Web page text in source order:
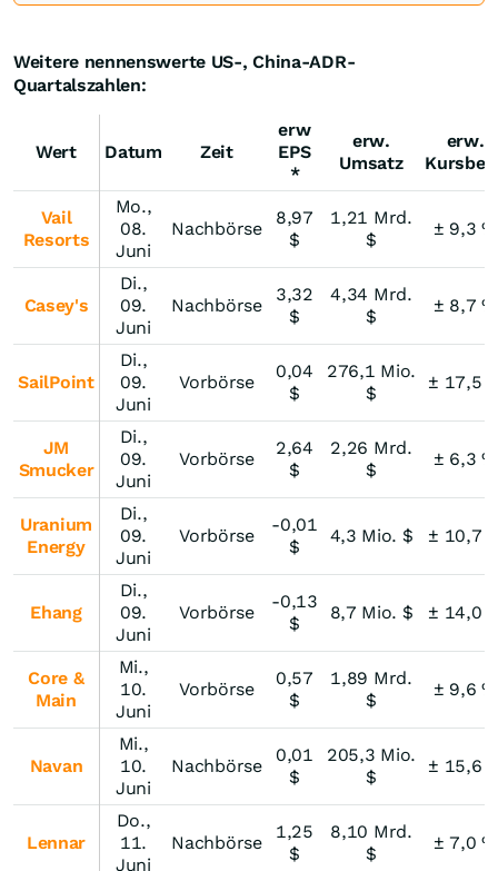
Weitere nennenswerte US-, China-ADR-
Quartalszahlen:
Wert Datum Zeit
erw
EPS
*
erw.
Umsatz
erw.
Vail
Resorts
Mo.,
08.
Juni
Nachbörse
8,97
$
1,21 Mrd.
$
± 9,3 %
Casey's
Di.,
09.
Juni
Nachbörse
3,32
$
4,34 Mrd.
$
± 8,7 %
SailPoint
Di.,
09.
Juni
Vorbörse
0,04
$
276,1 Mio.
$
± 17,5
JM
Smucker
Di.,
09.
Juni
Vorbörse
2,64
$
2,26 Mrd.
$
± 6,3 %
Uranium
Energy
Di.,
09.
Juni
Vorbörse
-0,01
$
4,3 Mio. $ ± 10,7
Ehang
Di.,
09.
Juni
Vorbörse
-0,13
$
8,7 Mio. $ ± 14,0
Core &
Main
Mi.,
10.
Juni
Vorbörse
0,57
$
1,89 Mrd.
$
± 9,6 %
Navan
Mi.,
10.
Juni
Nachbörse
0,01
$
205,3 Mio.
$
± 15,6
Lennar
Do.,
11.
Juni
Nachbörse
1,25
$
8,10 Mrd.
$
± 7,0 %